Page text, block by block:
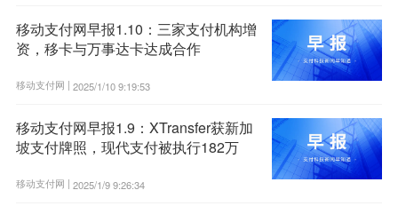
移动支付网早报1.10：三家支付机构增
资，移卡与万事达卡达成合作
移动支付网 | 2025/1/10 9:19:53
移动支付网早报1.9：XTransfer获新加
坡支付牌照，现代支付被执行182万
移动支付网 | 2025/1/9 9:26:34